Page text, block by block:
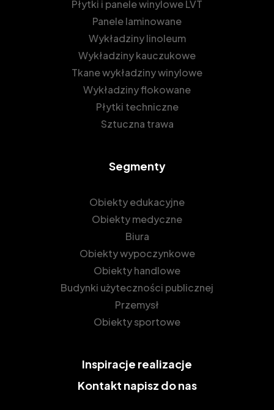
Płytki i panele winylowe LVT
Panele laminowane
Wykładziny linoleum
Wykładziny kauczukowe
Tkane wykładziny winylowe
Wykładziny flokowane
Płytki techniczne
Sztuczna trawa
Segmenty
Obiekty edukacyjne
Obiekty medyczne
Biura
Obiekty wypoczynkowe
Obiekty handlowe
Budynki użyteczności publicznej
Przemysł
Obiekty sportowe
Inspiracje realizacje
Kontakt napisz do nas